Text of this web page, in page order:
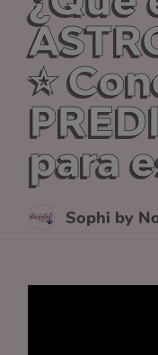
⭐
para
Sophi by